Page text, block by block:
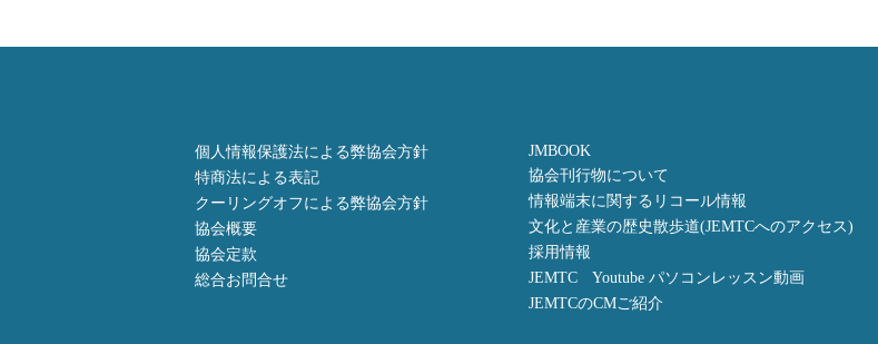
個人情報保護法による弊協会方針
特商法による表記
クーリングオフによる弊協会方針
協会概要
協会定款
総合お問合せ
JMBOOK
協会刊行物について
情報端末に関するリコール情報
文化と産業の歴史散歩道(JEMTCへのアクセス)
採用情報
JEMTC Youtube パソコンレッスン動画
JEMTCのCMご紹介